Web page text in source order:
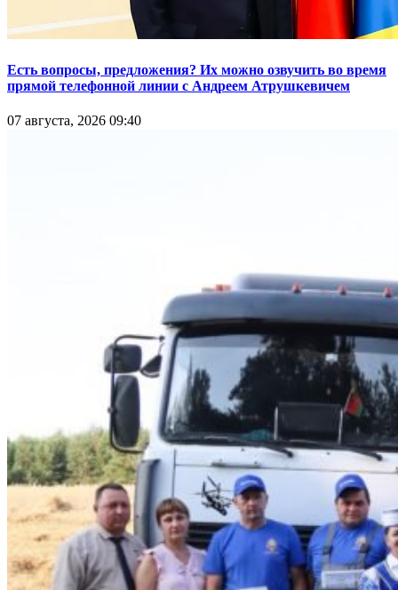
Есть вопросы, предложения? Их можно озвучить во время
прямой телефонной линии с Андреем Атрушкевичем
07 августа, 2026 09:40